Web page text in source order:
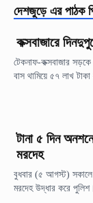
দেশজুড়ে এর পাঠক
কক্সবাজারে
টেকনাফ-কক্সবাজার সড়কে
বাস থামিয়ে ৫৭ লাখ
টানা ৫ দিন
মরদেহ
বুধবার (৫ আগস্ট) সকালে
মরদেহ উদ্ধার করে